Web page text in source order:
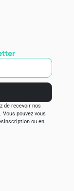
de recevoir nos
pouvez vous
ou en